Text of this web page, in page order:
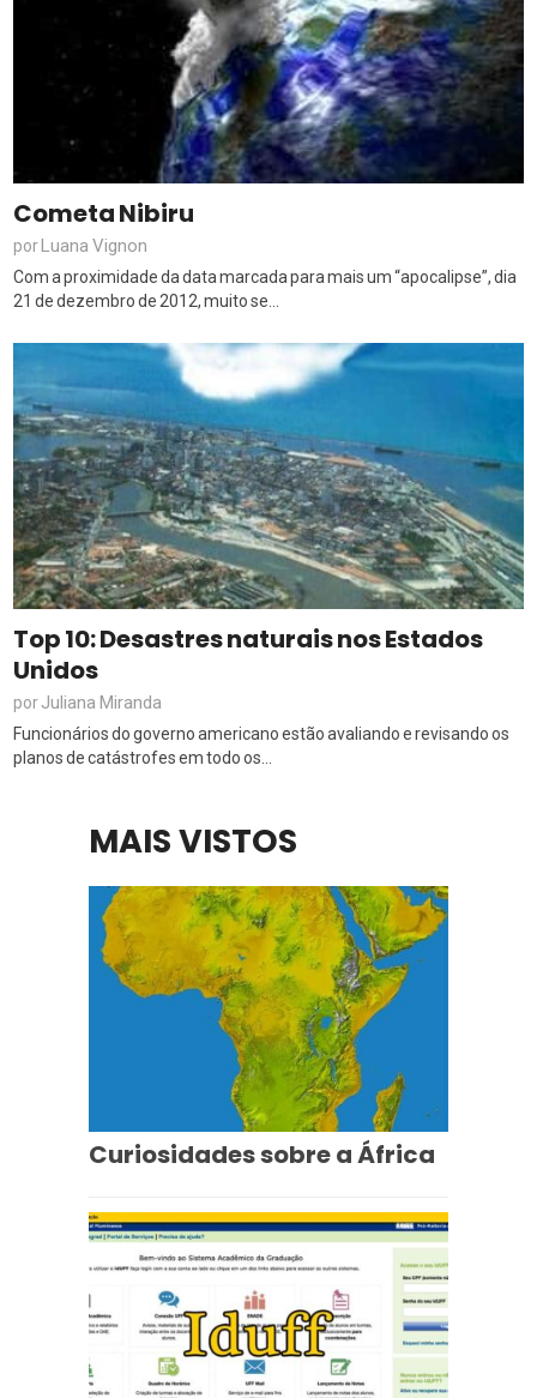
Cometa Nibiru
porLuana Vignon
Com a proximidade da data marcada para mais um “apocalipse”, dia
21 de dezembro de 2012, muito se...
Top 10: Desastres naturais nos Estados
Unidos
porJuliana Miranda
Funcionários do governo americano estão avaliando e revisando os
planos de catástrofes em todo os...
MAIS VISTOS
Curiosidades sobre a África